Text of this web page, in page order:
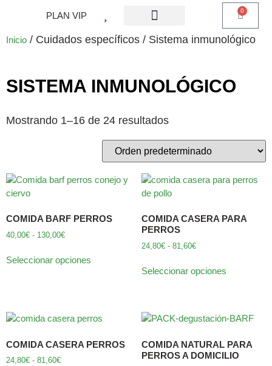
PLAN VIP 0
Inicio / Cuidados específicos / Sistema inmunológico
SISTEMA INMUNOLÓGICO
Mostrando 1–16 de 24 resultados
COMIDA BARF PERROS
40,00€ - 130,00€
Seleccionar opciones
COMIDA CASERA PARA
PERROS
24,80€ - 81,60€
Seleccionar opciones
COMIDA CASERA PERROS
24,80€ - 81,60€
COMIDA NATURAL PARA
PERROS A DOMICILIO